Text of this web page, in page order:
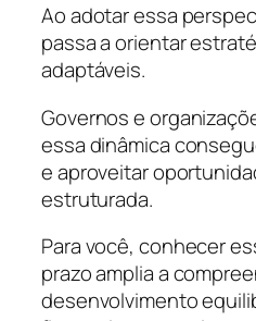
Ao adotar essa
passa a orientar
adaptáveis.
Governos e
essa dinâmica
e aproveitar
estruturada.
Para você, conhecer
prazo amplia a
desenvolvimento